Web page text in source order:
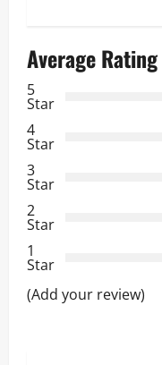
a
ó
n
d
e
e
Average Rating
5
Star
4
Star
3
Star
2
Star
1
Star
(Add your review)